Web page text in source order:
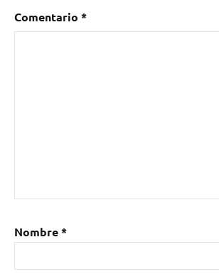
Comentario *
Nombre*